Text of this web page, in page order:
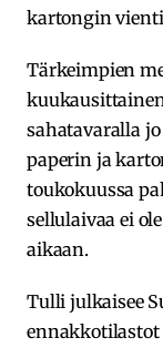
kartongin vienti
Tärkeimpien
sahatavaralla
paperin ja
toukokuussa
sellulaivaa ei
aikaan.
Tulli julkaisee